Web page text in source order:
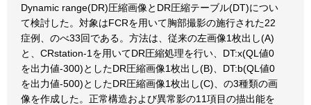
Dynamic range(DR)圧縮画像とDR圧縮テーブル(DT)につい
て検討した。対象はFCRを用いて胸部撮影の施行された22
症例、のべ33回である。方法は、従来の左画像1枚出し(A)
と、CRstation-1を用いてDR圧縮処理を行い、DT:x(QL値0
を出力値-300)としたDR圧縮画像1枚出し(B)、DT:b(QL値0
を出力値-500)としたDR圧縮画像1枚出し(C)、の3種類の画
像を作成した。正常構造および異常影の11項目の描出能を